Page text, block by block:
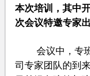
本次培训，其中
次会议特邀专家出
会议中，专
司专家团队的到